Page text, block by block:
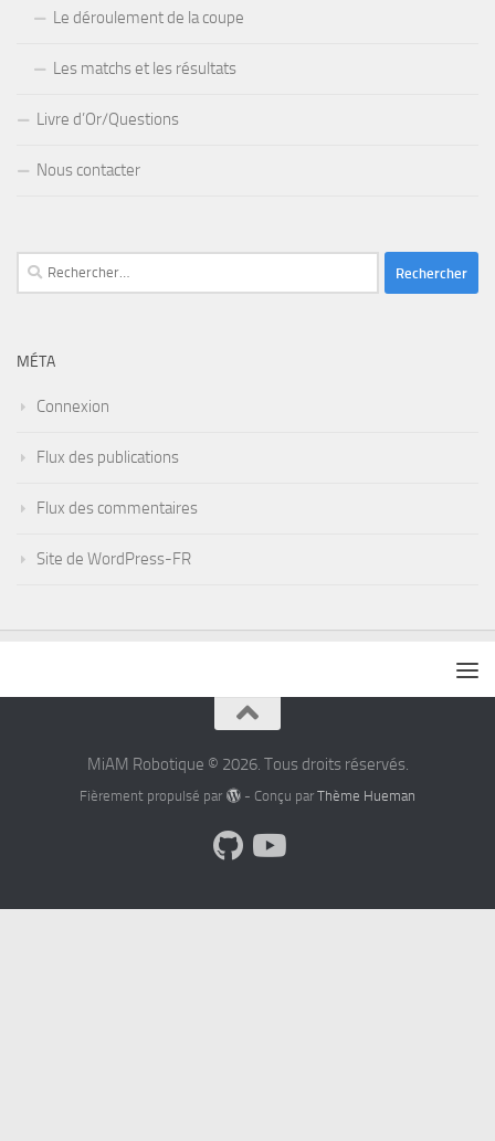
Le déroulement de la coupe
Les matchs et les résultats
Livre d’Or/Questions
Nous contacter
Rechercher :
MÉTA
Connexion
Flux des publications
Flux des commentaires
Site de WordPress-FR
MiAM Robotique © 2026. Tous droits réservés.
Fièrement propulsé par - Conçu par Thème Hueman